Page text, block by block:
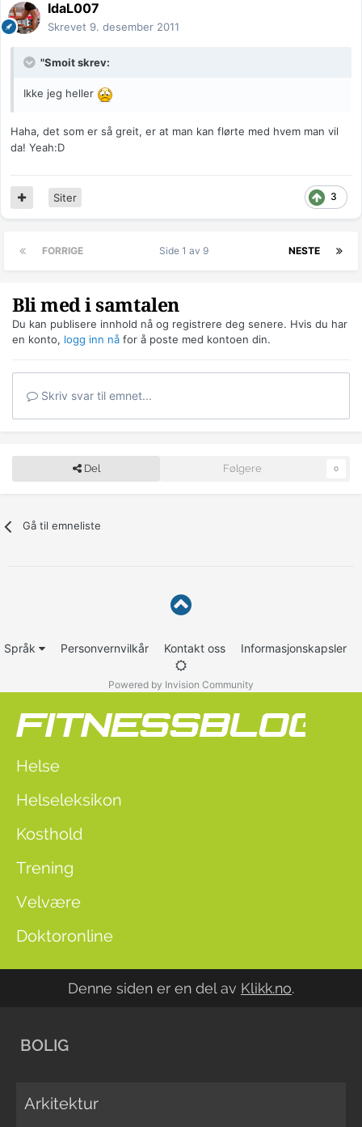
IdaL007
Skrevet 9. desember 2011
"Smoit skrev:
Ikke jeg heller
Haha, det som er så greit, er at man kan flørte med hvem man vil
da! Yeah:D
3
Siter
FORRIGE NESTE
Side 1 av 9
Bli med i samtalen
Du kan publisere innhold nå og registrere deg senere. Hvis du har
en konto, logg inn nå for å poste med kontoen din.
Skriv svar til emnet...
Del Følgere 0
Gå til emneliste
Språk Personvernvilkår Kontakt oss Informasjonskapsler
Powered by Invision Community
Helse
Helseleksikon
Kosthold
Trening
Velvære
Doktoronline
Denne siden er en del av Klikk.no.
BOLIG
Arkitektur